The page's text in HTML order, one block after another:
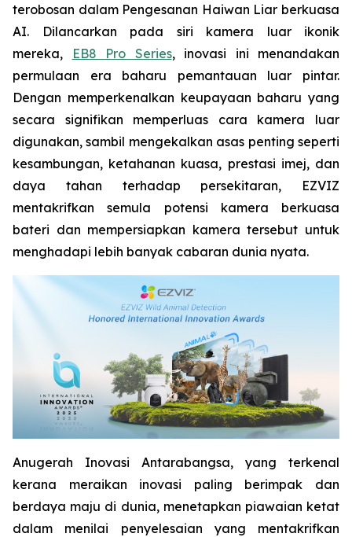
terobosan dalam Pengesanan Haiwan Liar berkuasa
AI. Dilancarkan pada siri kamera luar ikonik
mereka,
EB8 Pro Series, inovasi ini menandakan
permulaan era baharu pemantauan luar pintar.
Dengan memperkenalkan keupayaan baharu yang
secara signifikan memperluas cara kamera luar
digunakan, sambil mengekalkan asas penting seperti
kesambungan, ketahanan kuasa, prestasi imej, dan
daya tahan terhadap persekitaran, EZVIZ
mentakrifkan semula potensi kamera berkuasa
bateri dan mempersiapkan kamera tersebut untuk
menghadapi lebih banyak cabaran dunia nyata.
Anugerah Inovasi Antarabangsa, yang terkenal
kerana meraikan inovasi paling berimpak dan
berdaya maju di dunia, menetapkan piawaian ketat
dalam menilai penyelesaian yang mentakrifkan